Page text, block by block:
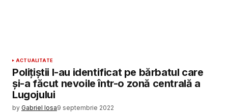
ACTUALITATE
Polițiștii l-au identificat pe bărbatul care
și-a făcut nevoile într-o zonă centrală a
Lugojului
by Gabriel Iosa9 septembrie 2022